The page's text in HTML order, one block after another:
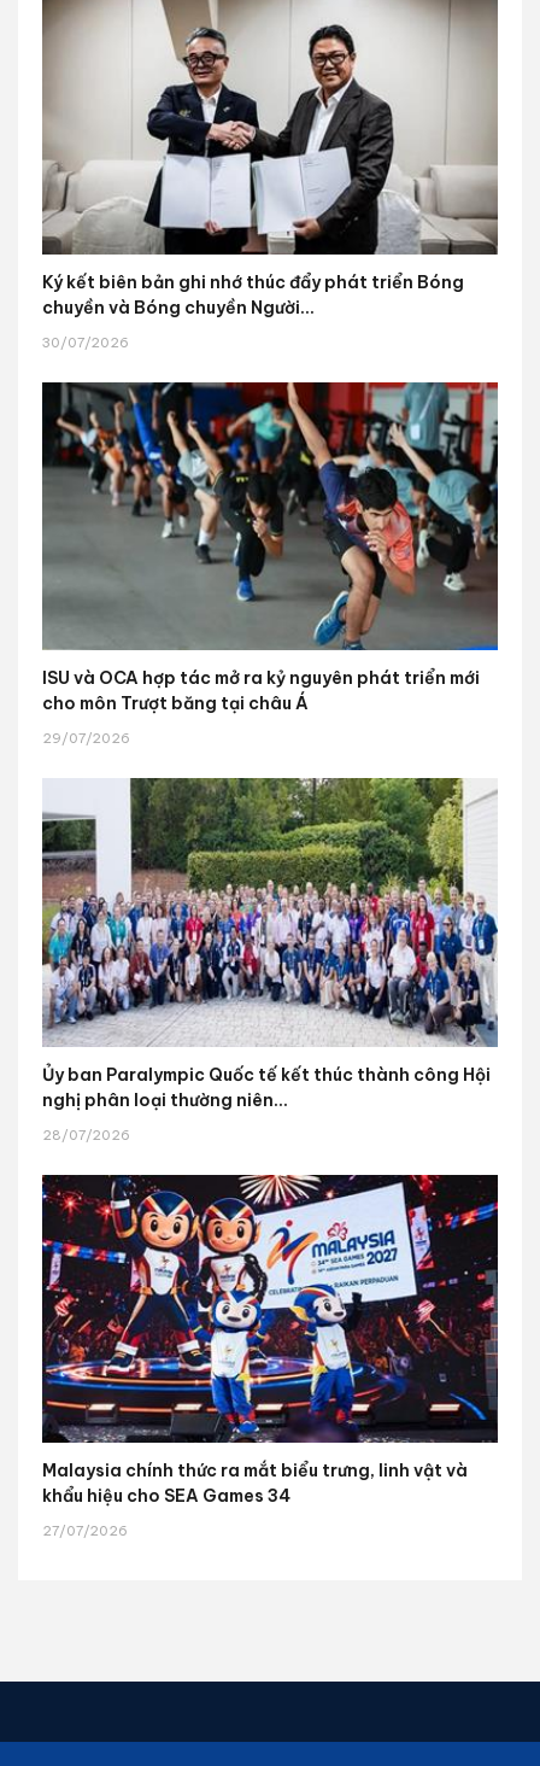
Ký kết biên bản ghi nhớ thúc đẩy phát triển Bóng
chuyền và Bóng chuyền Người...
30/07/2026
ISU và OCA hợp tác mở ra kỷ nguyên phát triển mới
cho môn Trượt băng tại châu Á
29/07/2026
Ủy ban Paralympic Quốc tế kết thúc thành công Hội
nghị phân loại thường niên...
28/07/2026
Malaysia chính thức ra mắt biểu trưng, linh vật và
khẩu hiệu cho SEA Games 34
27/07/2026